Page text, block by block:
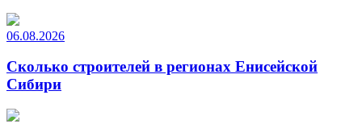
06.08.2026
Сколько строителей в регионах Енисейской
Сибири